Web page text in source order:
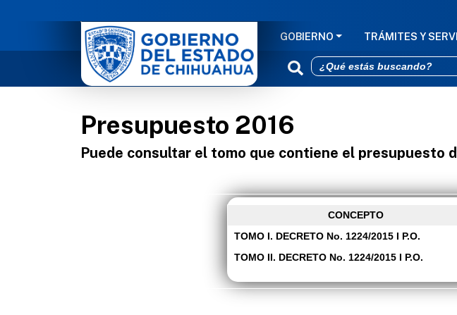
NAVEGACIÓN
GOBIERNO TRÁMITES Y
Presupuesto 2016
Puede consultar el tomo que contiene el presupuesto
CONCEPTO
TOMO I. DECRETO No. 1224/2015 I P.O.
TOMO II. DECRETO No. 1224/2015 I P.O.